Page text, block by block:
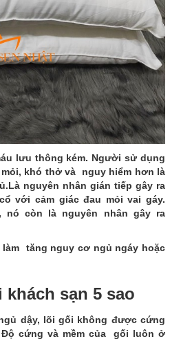
lưu thông kém. Người sử dụng
khó thở và nguy hiểm hơn là
nguyên nhân gián tiếp gây ra
với cảm giác đau mỏi vai gáy.
nó còn là nguyên nhân gây ra
tăng nguy cơ ngủ ngáy hoặc
sạn 5 sao
dậy, lõi gối không được cứng
Độ cứng và mềm của gối luôn ở